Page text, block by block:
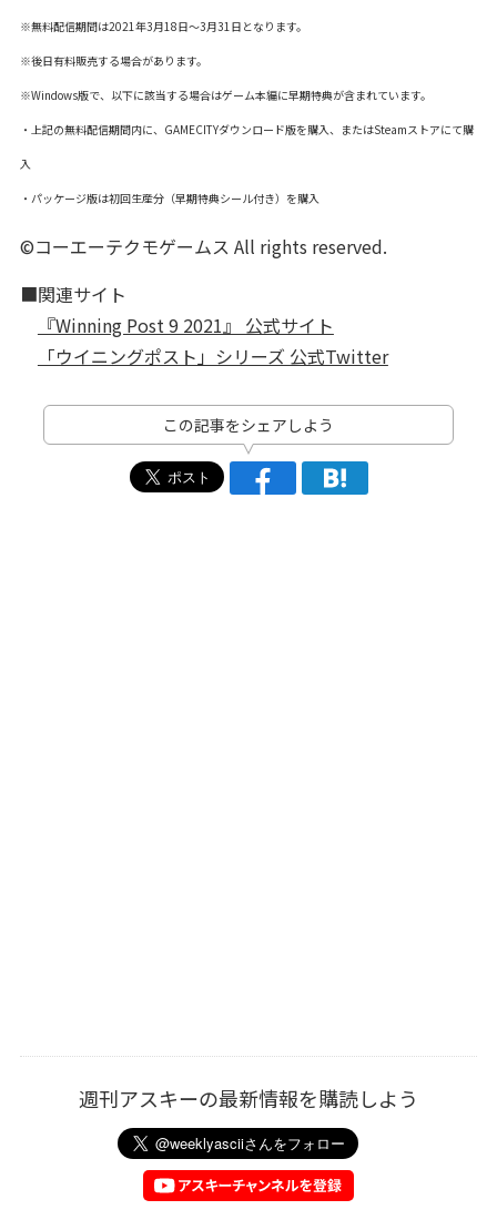
※無料配信期間は2021年3月18日～3月31日となります。
※後日有料販売する場合があります。
※Windows版で、以下に該当する場合はゲーム本編に早期特典が含まれています。
・上記の無料配信期間内に、GAMECITYダウンロード版を購入、またはSteamストアにて購
入
・パッケージ版は初回生産分（早期特典シール付き）を購入
©コーエーテクモゲームス All rights reserved.
■関連サイト
『Winning Post 9 2021』 公式サイト
「ウイニングポスト」シリーズ 公式Twitter
この記事をシェアしよう
週刊アスキーの最新情報を購読しよう